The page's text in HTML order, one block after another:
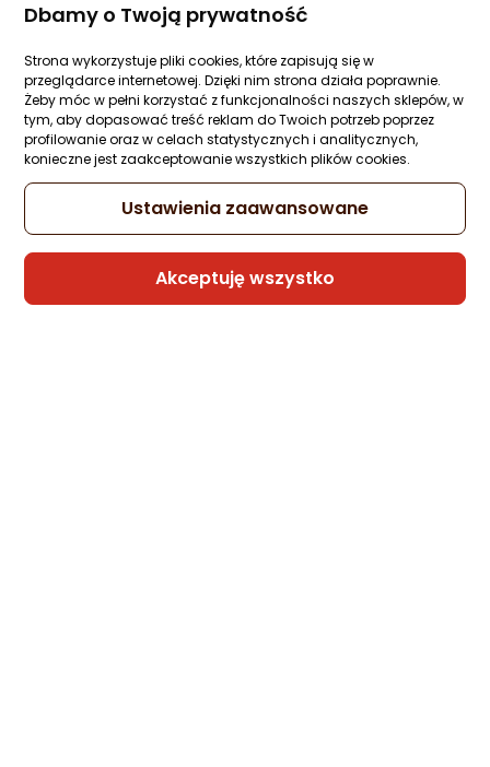
Dbamy o Twoją prywatność
Strona wykorzystuje pliki cookies, które zapisują się w
przeglądarce internetowej. Dzięki nim strona działa poprawnie.
Żeby móc w pełni korzystać z funkcjonalności naszych sklepów, w
tym, aby dopasować treść reklam do Twoich potrzeb poprzez
profilowanie oraz w celach statystycznych i analitycznych,
konieczne jest zaakceptowanie wszystkich plików cookies.
Ustawienia zaawansowane
Akceptuję wszystko